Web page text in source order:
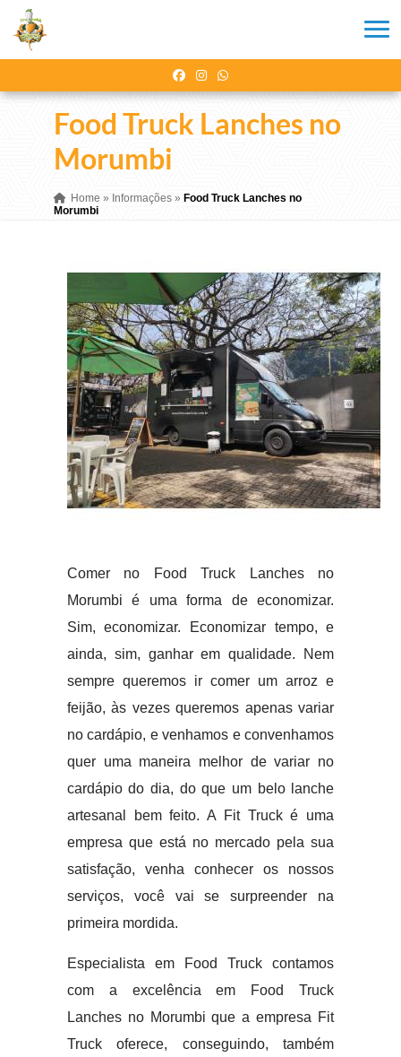
Food Truck Lanches no
Morumbi
Home » Informações » Food Truck Lanches no
Morumbi
Comer no Food Truck Lanches no
Morumbi é uma forma de economizar.
Sim, economizar. Economizar tempo, e
ainda, sim, ganhar em qualidade. Nem
sempre queremos ir comer um arroz e
feijão, às vezes queremos apenas variar
no cardápio, e venhamos e convenhamos
quer uma maneira melhor de variar no
cardápio do dia, do que um belo lanche
artesanal bem feito. A Fit Truck é uma
empresa que está no mercado pela sua
satisfação, venha conhecer os nossos
serviços, você vai se surpreender na
primeira mordida.
Especialista em Food Truck contamos
com a excelência em Food Truck
Lanches no Morumbi que a empresa Fit
Truck oferece, conseguindo, também